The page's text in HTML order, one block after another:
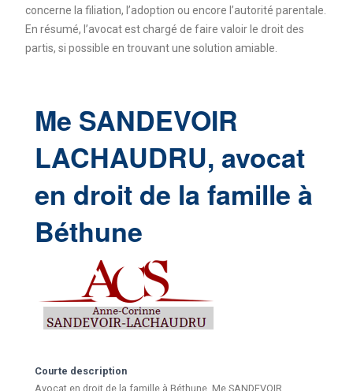
concerne la filiation, l’adoption ou encore l’autorité parentale.
En résumé, l’avocat est chargé de faire valoir le droit des
partis, si possible en trouvant une solution amiable.
Me SANDEVOIR
LACHAUDRU, avocat
en droit de la famille à
Béthune
Courte description
Avocat en droit de la famille à Béthune, Me SANDEVOIR